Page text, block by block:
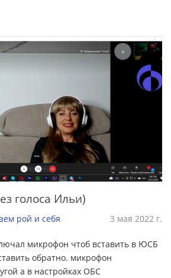
голоса Ильи)
рой и себя 3 мая 2022 г.
микрофон чтоб вставить в ЮСБ
обратно. микрофон
а в настройках ОБС